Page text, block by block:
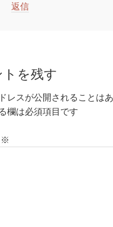
返信
を残す
レスが公開されることはあ
欄は必須項目です
※